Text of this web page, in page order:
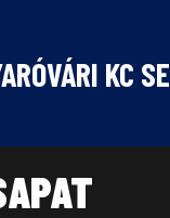
KC SE